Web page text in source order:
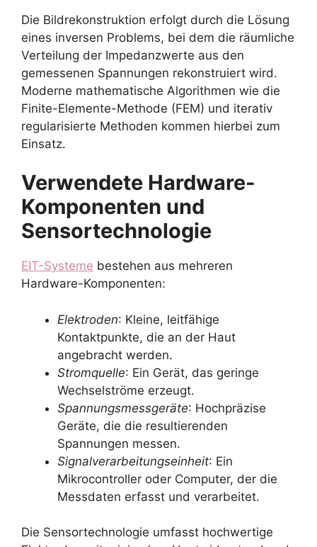
Die Bildrekonstruktion erfolgt durch die Lösung
eines inversen Problems, bei dem die räumliche
Verteilung der Impedanzwerte aus den
gemessenen Spannungen rekonstruiert wird.
Moderne mathematische Algorithmen wie die
Finite-Elemente-Methode (FEM) und iterativ
regularisierte Methoden kommen hierbei zum
Einsatz.
Verwendete Hardware-
Komponenten und
Sensortechnologie
EIT-Systeme bestehen aus mehreren
Hardware-Komponenten:
Elektroden: Kleine, leitfähige
Kontaktpunkte, die an der Haut
angebracht werden.
Stromquelle: Ein Gerät, das geringe
Wechselströme erzeugt.
Spannungsmessgeräte: Hochpräzise
Geräte, die die resultierenden
Spannungen messen.
Signalverarbeitungseinheit: Ein
Mikrocontroller oder Computer, der die
Messdaten erfasst und verarbeitet.
Die Sensortechnologie umfasst hochwertige